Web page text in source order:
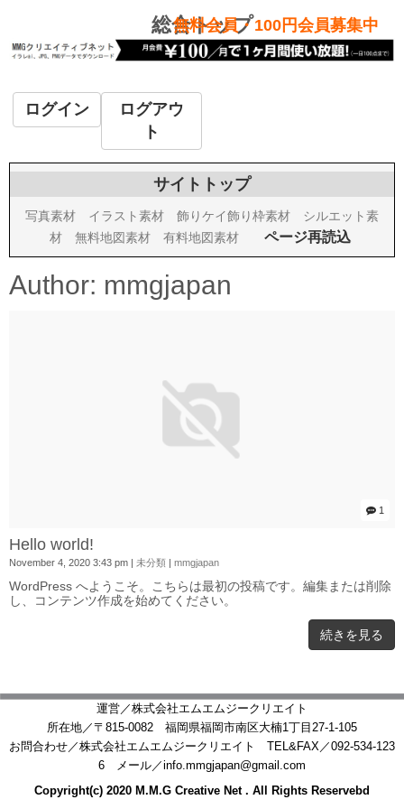
総合トップ
無料会員・100円会員募集中
ログイン
ログアウ
ト
サイトトップ
写真素材 イラスト素材 飾りケイ飾り枠素材
シルエット素
材
無料地図素材 有料地図素材 ページ再読込
Author: mmgjapan
1
Hello world!
November 4, 2020 3:43 pm | 未分類 | mmgjapan
WordPress へようこそ。こちらは最初の投稿です。編集または削除
し、コンテンツ作成を始めてください。
続きを見る
運営／株式会社エムエムジークリエイト
所在地／〒815-0082 福岡県福岡市南区大楠1丁目27-1-105
お問合わせ／株式会社エムエムジークリエイト TEL&FAX／092-534-123
6 メール／info.mmgjapan@gmail.com
Copyright(c) 2020 M.M.G Creative Net . All Rights Reservebd